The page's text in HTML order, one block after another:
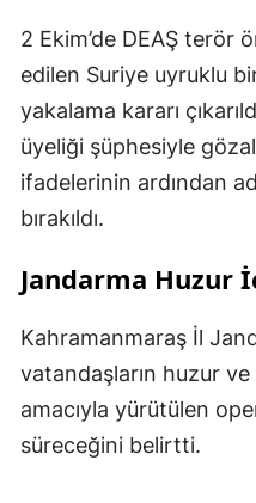
2 Ekim’de DEAŞ terör
edilen Suriye uyruklu
yakalama kararı
üyeliği şüphesiyle
ifadelerinin ardından
bırakıldı.
Jandarma Huzur
Kahramanmaraş İl
vatandaşların huzur
amacıyla yürütülen
süreceğini belirtti.